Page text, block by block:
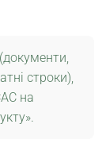
строки),
на